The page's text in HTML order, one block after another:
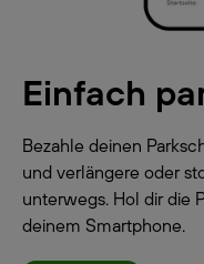
Einfach
Bezahle deinen
und verlängere oder
unterwegs. Hol dir die
deinem Smartphone.